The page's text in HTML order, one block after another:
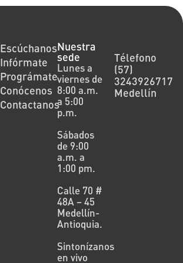
Escúchanos
Infórmate
Prográmate
Conócenos
Contactanos
Nuestra
sede
Lunes a
viernes de
8:00 a.m.
a 5:00
p.m.
Sábados
de 9:00
a.m. a
1:00 pm.
Calle 70 #
48A – 45
Medellín-
Antioquia.
Sintonízanos
en vivo
Télefono
(57)
3243926717
Medellín